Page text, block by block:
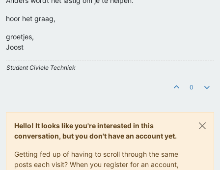
hoor het graag,
groetjes,
Joost
Student Civiele Techniek
0
Hello! It looks like you're interested in this
conversation, but you don't have an account yet.
Getting fed up of having to scroll through the same
posts each visit? When you register for an account,